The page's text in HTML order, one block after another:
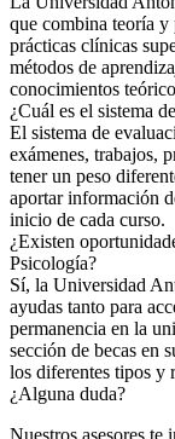
que combina teoría y
prácticas clínicas
métodos de
conocimientos
¿Cuál es el sistema
El sistema de
exámenes, trabajos,
tener un peso
aportar información
inicio de cada curso.
¿Existen
Psicología?
Sí, la Universidad
ayudas tanto para
permanencia en la
sección de becas en
los diferentes tipos y
¿Alguna duda?